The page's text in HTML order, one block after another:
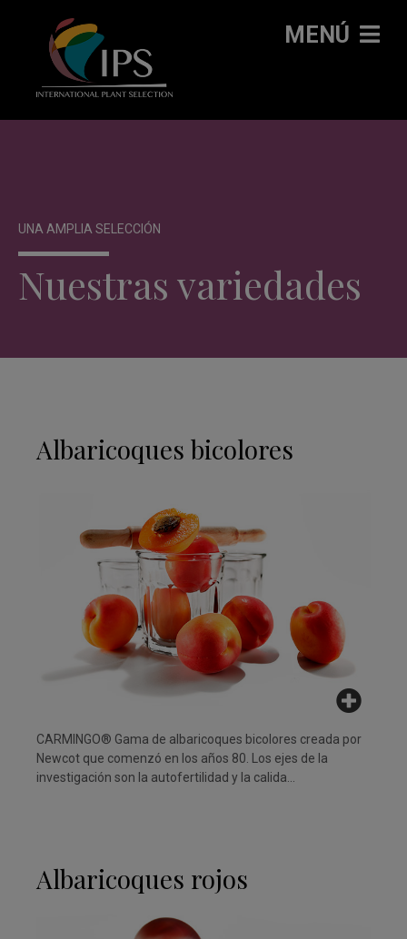
MENÚ
UNA AMPLIA SELECCIÓN
Nuestras variedades
Albaricoques bicolores
CARMINGO® Gama de albaricoques bicolores creada por
Newcot que comenzó en los años 80. Los ejes de la
investigación son la autofertilidad y la calida...
Albaricoques rojos